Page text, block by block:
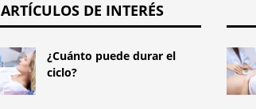
ARTÍCULOS DE INTERÉS
¿Cuánto puede durar el
ciclo?